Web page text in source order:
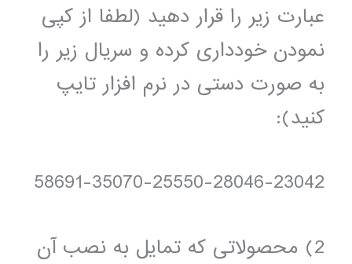
عبارت زیر را قرار دهید (لطفا از کپی
نمودن خودداری کرده و سریال زیر را
به صورت دستی در نرم افزار تایپ
کنید):
58691-35070-25550-28046-23042
2) محصولاتی که تمایل به نصب آن